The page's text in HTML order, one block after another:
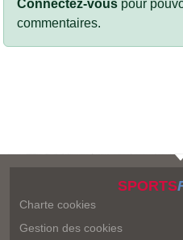
Connectez-vous pour
commentaires.
SPORTS
Charte cookies
Gestion des cookies